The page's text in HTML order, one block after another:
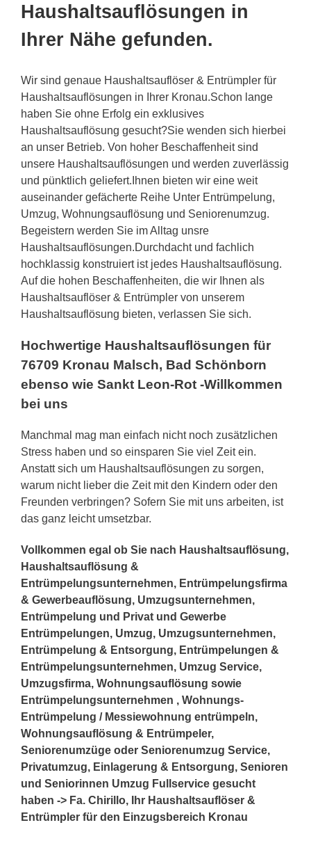
Haushaltsauflösungen in
Ihrer Nähe gefunden.
Wir sind genaue Haushaltsauflöser & Entrümpler für
Haushaltsauflösungen in Ihrer Kronau.Schon lange
haben Sie ohne Erfolg ein exklusives
Haushaltsauflösung gesucht?Sie wenden sich hierbei
an unser Betrieb. Von hoher Beschaffenheit sind
unsere Haushaltsauflösungen und werden zuverlässig
und pünktlich geliefert.Ihnen bieten wir eine weit
auseinander gefächerte Reihe Unter Entrümpelung,
Umzug, Wohnungsauflösung und Seniorenumzug.
Begeistern werden Sie im Alltag unsre
Haushaltsauflösungen.Durchdacht und fachlich
hochklassig konstruiert ist jedes Haushaltsauflösung.
Auf die hohen Beschaffenheiten, die wir Ihnen als
Haushaltsauflöser & Entrümpler von unserem
Haushaltsauflösung bieten, verlassen Sie sich.
Hochwertige Haushaltsauflösungen für
76709 Kronau Malsch, Bad Schönborn
ebenso wie Sankt Leon-Rot -Willkommen
bei uns
Manchmal mag man einfach nicht noch zusätzlichen
Stress haben und so einsparen Sie viel Zeit ein.
Anstatt sich um Haushaltsauflösungen zu sorgen,
warum nicht lieber die Zeit mit den Kindern oder den
Freunden verbringen? Sofern Sie mit uns arbeiten, ist
das ganz leicht umsetzbar.
Vollkommen egal ob Sie nach Haushaltsauflösung,
Haushaltsauflösung &
Entrümpelungsunternehmen, Entrümpelungsfirma
& Gewerbeauflösung, Umzugsunternehmen,
Entrümpelung und Privat und Gewerbe
Entrümpelungen, Umzug, Umzugsunternehmen,
Entrümpelung & Entsorgung, Entrümpelungen &
Entrümpelungsunternehmen, Umzug Service,
Umzugsfirma, Wohnungsauflösung sowie
Entrümpelungsunternehmen , Wohnungs-
Entrümpelung / Messiewohnung entrümpeln,
Wohnungsauflösung & Entrümpeler,
Seniorenumzüge oder Seniorenumzug Service,
Privatumzug, Einlagerung & Entsorgung, Senioren
und Seniorinnen Umzug Fullservice gesucht
haben -> Fa. Chirillo, Ihr Haushaltsauflöser &
Entrümpler für den Einzugsbereich Kronau